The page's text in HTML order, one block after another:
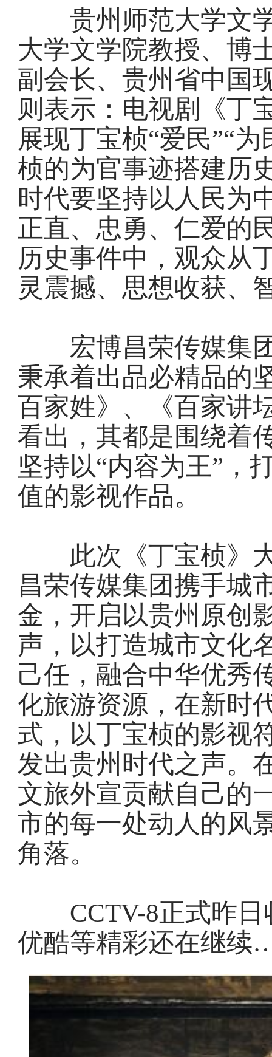
贵州师范大学文学
大学文学院教授、博
副会长、贵州省中国
则表示：电视剧《丁
展现丁宝桢“爱民”“
桢的为官事迹搭建历
时代要坚持以人民为
正直、忠勇、仁爱的
历史事件中，观众从
灵震撼、思想收获、
宏博昌荣传媒集团
秉承着出品必精品的
百家姓》、《百家讲
看出，其都是围绕着
坚持以“内容为王”，
值的影视作品。
此次《丁宝桢》大
昌荣传媒集团携手城
金，开启以贵州原创
声，以打造城市文化
己任，融合中华优秀
化旅游资源，在新时
式，以丁宝桢的影视
发出贵州时代之声。
文旅外宣贡献自己的
市的每一处动人的风
角落。
CCTV-8正式昨日
优酷等精彩还在继